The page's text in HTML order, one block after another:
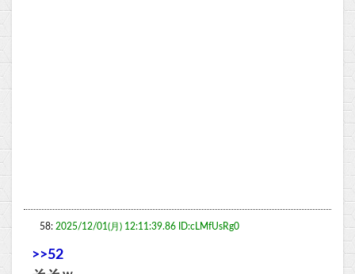
58: 2025/12/01(月) 12:11:39.86 ID:cLMfUsRg0
>>52